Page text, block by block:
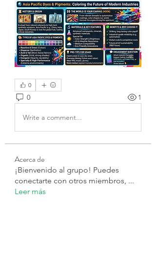
0
0 1
Write a comment...
Acerca de
¡Bienvenido al grupo! Puedes
conectarte con otros miembros, ...
Leer más